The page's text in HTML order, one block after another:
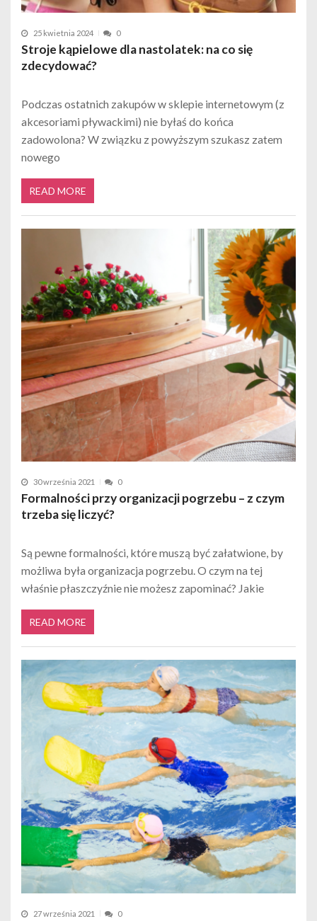
25 kwietnia 2024 0
Stroje kąpielowe dla nastolatek: na co się
zdecydować?
Podczas ostatnich zakupów w sklepie internetowym (z
akcesoriami pływackimi) nie byłaś do końca
zadowolona? W związku z powyższym szukasz zatem
nowego
READ MORE
30 września 2021 0
Formalności przy organizacji pogrzebu – z czym
trzeba się liczyć?
Są pewne formalności, które muszą być załatwione, by
możliwa była organizacja pogrzebu. O czym na tej
właśnie płaszczyźnie nie możesz zapominać? Jakie
READ MORE
27 września 2021 0